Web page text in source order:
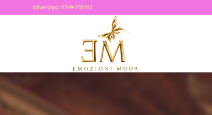
WhatsApp 0769-231310